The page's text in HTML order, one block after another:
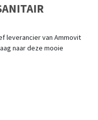
leverancier van Ammovit
naar deze mooie